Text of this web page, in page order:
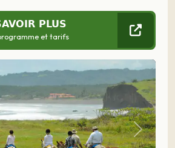
PLUS
et tarifs
Suivant